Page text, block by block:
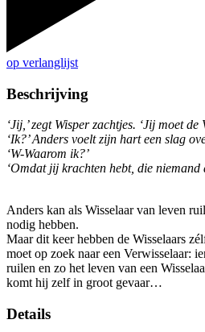
op verlanglijst
Beschrijving
‘Jij,’ zegt Wisper zachtjes. ‘Jij moet
‘Ik?’ Anders voelt zijn hart een slag
‘W-Waarom ik?’
‘Omdat jij krachten hebt, die niemand
Anders kan als Wisselaar van leven
nodig hebben.
Maar dit keer hebben de Wisselaars
moet op zoek naar een Verwisselaar:
ruilen en zo het leven van een
komt hij zelf in groot gevaar…
Details